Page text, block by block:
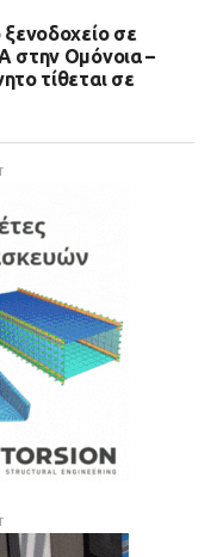
ξενοδοχείο σε
στην Ομόνοια –
τίθεται σε